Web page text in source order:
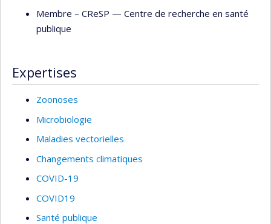
Membre – CReSP — Centre de recherche en santé
publique
Expertises
Zoonoses
Microbiologie
Maladies vectorielles
Changements climatiques
COVID-19
COVID19
Santé publique